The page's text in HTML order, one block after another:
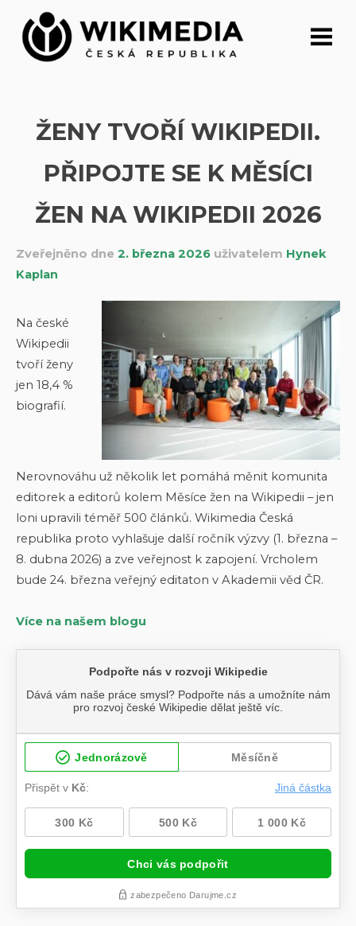
Přeskočit
obsah
ŽENY TVOŘÍ WIKIPEDII.
PŘIPOJTE SE K MĚSÍCI
ŽEN NA WIKIPEDII 2026
Zveřejněno dne 2. března 2026 uživatelem Hynek
Kaplan
Na české
Wikipedii
tvoří ženy
jen 18,4 %
biografií.
Nerovnováhu už několik let pomáhá měnit komunita
editorek a editorů kolem Měsíce žen na Wikipedii – jen
loni upravili téměř 500 článků. Wikimedia Česká
republika proto vyhlašuje další ročník výzvy (1. března –
8. dubna 2026) a zve veřejnost k zapojení. Vrcholem
bude 24. března veřejný editaton v Akademii věd ČR.
Více na našem blogu